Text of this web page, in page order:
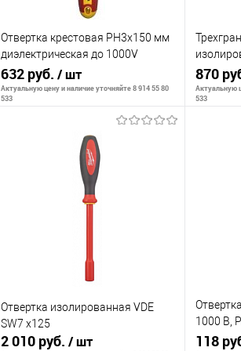
Отвертка крестовая PH3х150 мм
диэлектрическая до 1000V
BERGER BG1058
632 руб. / шт
Актуальную цену и наличие уточняйте 8 914 55 80
533
В корзину
870
Актуальную
533
Отвертка изолированная VDE
SW7 x125
2 010 руб. / шт
1000 В,
Сибртех
118